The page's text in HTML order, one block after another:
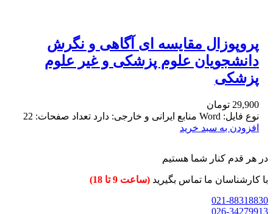
پروپوزال مقایسه ای آگاهی و نگرش
دانشجویان علوم پزشکی و غیر علوم
پزشکی
29,900 تومان
نوع فایل: Word منابع ایرانی و خارجی: دارد تعداد صفحات: 22
افزودن به سبد خرید
در هر قدم کنار شما هستیم
با کارشناسان ما تماس بگیرید (ساعت 9 تا 18)
021-88318830
026-34279913